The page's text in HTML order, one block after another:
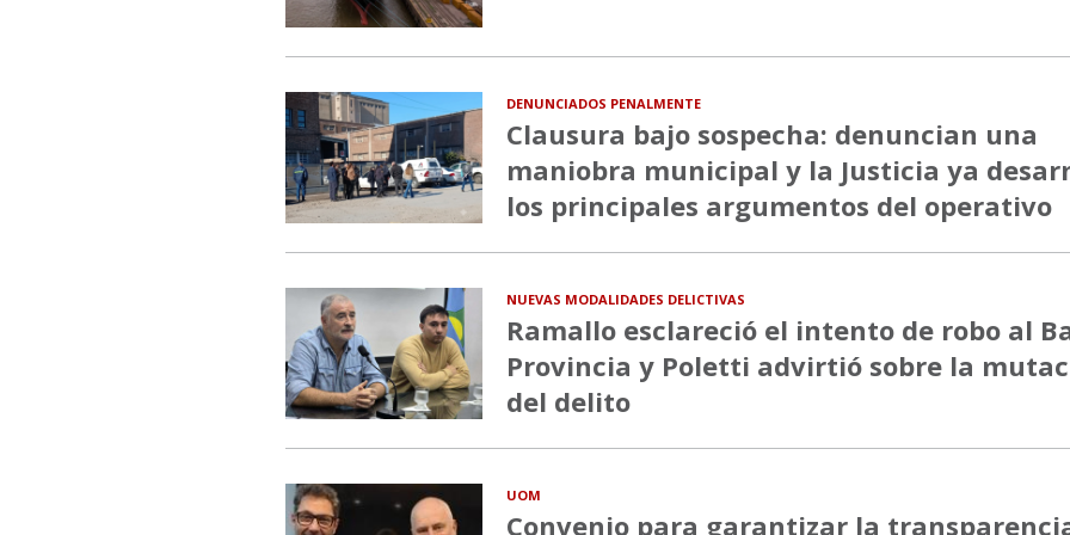
DENUNCIADOS PENALMENTE
Clausura bajo sospecha: denuncian una
maniobra municipal y la Justicia ya
los principales argumentos del operativo
NUEVAS MODALIDADES DELICTIVAS
Ramallo esclareció el intento de robo al
Provincia y Poletti advirtió sobre la
del delito
UOM
Convenio para garantizar la